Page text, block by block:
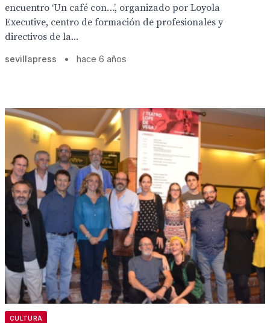
encuentro ‘Un café con…’, organizado por Loyola
Executive, centro de formación de profesionales y
directivos de la...
sevillapress • hace 6 años
CULTURA